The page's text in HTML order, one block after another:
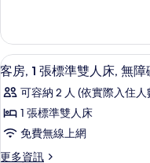
張
床
的
所
有
相
片
雙
床
房,
張
床
詳
情
顯
示
客
房,
9
客房, 1 張標準雙人床, 無障
可容納 2 人 (依實際入住人
1 張標準雙人床
免費無線上網
更多資訊
更